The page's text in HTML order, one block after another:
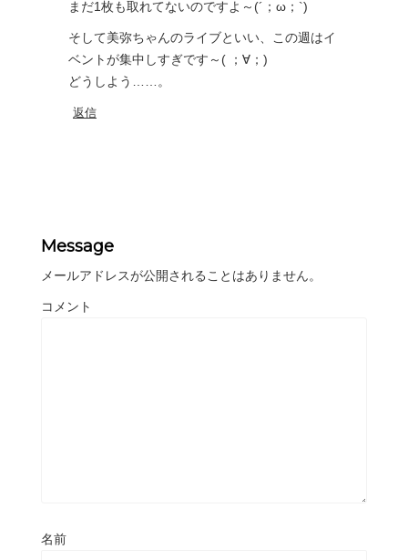
まだ1枚も取れてないのですよ～(´；ω；`)
そして美弥ちゃんのライブといい、この週はイ
ベントが集中しすぎです～( ；∀；)
どうしよう……。
返信
Message
メールアドレスが公開されることはありません。
コメント
名前